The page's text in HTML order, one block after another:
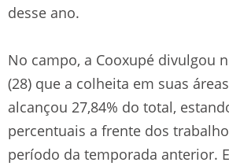
desse ano.
No campo, a Cooxupé divulgou
(28) que a colheita em suas
alcançou 27,84% do total,
percentuais a frente dos
período da temporada anterior.